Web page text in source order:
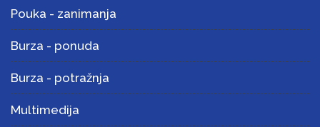
Pouka - zanimanja
Burza - ponuda
Burza - potražnja
Multimedija